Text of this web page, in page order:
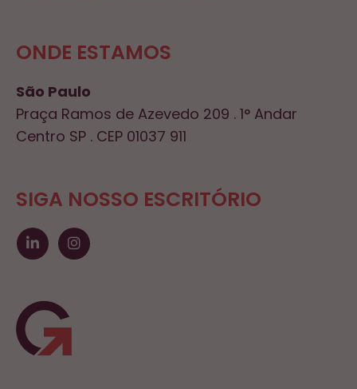
ONDE ESTAMOS
São Paulo
Praça Ramos de Azevedo 209 . 1° Andar
Centro SP . CEP 01037 911
SIGA NOSSO ESCRITÓRIO